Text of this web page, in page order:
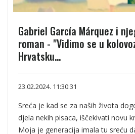
Gabriel García Márquez i
roman - "Vidimo se u
Hrvatsku...
23.02.2024. 11:30:31
Sreća je kad se za naših života
djela nekih pisaca, iščekivati novu
Moja je generacija imala tu sreću